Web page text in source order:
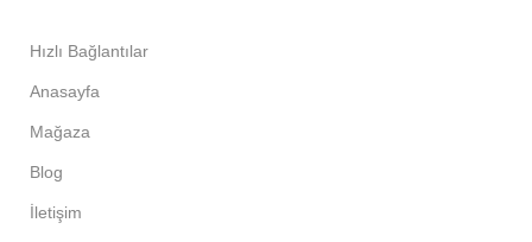
Hızlı Bağlantılar
Anasayfa
Mağaza
Blog
İletişim